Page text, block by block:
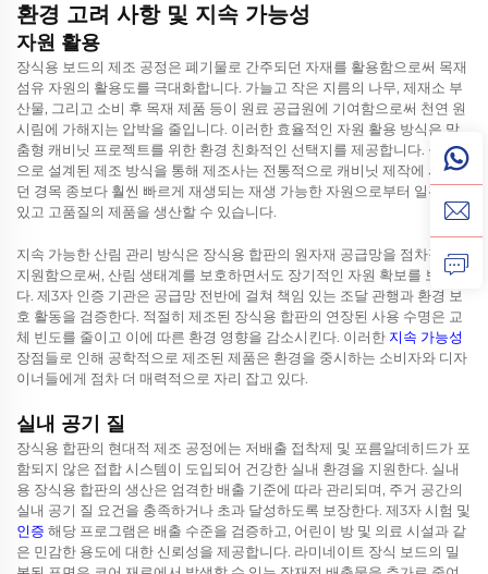
환경 고려 사항 및 지속 가능성
자원 활용
장식용 보드의 제조 공정은 폐기물로 간주되던 자재를 활용함으로써 목재
섬유 자원의 활용도를 극대화합니다. 가늘고 작은 지름의 나무, 제재소 부
산물, 그리고 소비 후 목재 제품 등이 원료 공급원에 기여함으로써 천연 원
시림에 가해지는 압박을 줄입니다. 이러한 효율적인 자원 활용 방식은 맞
춤형 캐비닛 프로젝트를 위한 환경 친화적인 선택지를 제공합니다. 공학적
으로 설계된 제조 방식을 통해 제조사는 전통적으로 캐비닛 제작에 사용되
던 경목 종보다 훨씬 빠르게 재생되는 재생 가능한 자원으로부터 일관성
있고 고품질의 제품을 생산할 수 있습니다.
지속 가능한 산림 관리 방식은 장식용 합판의 원자재 공급망을 점차적으로
지원함으로써, 산림 생태계를 보호하면서도 장기적인 자원 확보를 보장한
다. 제3자 인증 기관은 공급망 전반에 걸쳐 책임 있는 조달 관행과 환경 보
호 활동을 검증한다. 적절히 제조된 장식용 합판의 연장된 사용 수명은 교
체 빈도를 줄이고 이에 따른 환경 영향을 감소시킨다. 이러한 지속 가능성
장점들로 인해 공학적으로 제조된 제품은 환경을 중시하는 소비자와 디자
이너들에게 점차 더 매력적으로 자리 잡고 있다.
실내 공기 질
장식용 합판의 현대적 제조 공정에는 저배출 접착제 및 포름알데히드가 포
함되지 않은 접합 시스템이 도입되어 건강한 실내 환경을 지원한다. 실내
용 장식용 합판의 생산은 엄격한 배출 기준에 따라 관리되며, 주거 공간의
실내 공기 질 요건을 충족하거나 초과 달성하도록 보장한다. 제3자 시험 및
인증 해당 프로그램은 배출 수준을 검증하고, 어린이 방 및 의료 시설과 같
은 민감한 용도에 대한 신뢰성을 제공합니다. 라미네이트 장식 보드의 밀